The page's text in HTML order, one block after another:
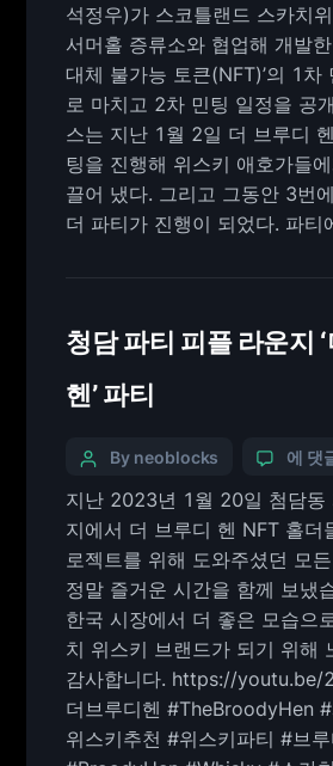
석정우)가 스코틀랜드 스카치
서머홀 증류소와 협업해 개발
대체 불가능 토큰(NFT)’의 1차
로 마치고 2차 민팅 일정을 공
스는 지난 1월 2일 더 브루디
팅을 진행해 위스키 애호가들
끌어 냈다. 그리고 그동안 3번
더 파티가 진행이 되었다. 파
청담 파티 피플 라운지
헨’ 파티
By neoblocks 에 댓
지난 2023년 1월 20일 첨담동
지에서 더 브루디 헨 NFT 홀더
로젝트를 위해 도와주셨던 모
정말 즐거운 시간을 함께 보냈
한국 시장에서 더 좋은 모습으
치 위스키 브랜드가 되기 위해
감사합니다. https://youtu.be/
더브루디헨 #TheBroodyHen
위스키추천 #위스키파티 #브루